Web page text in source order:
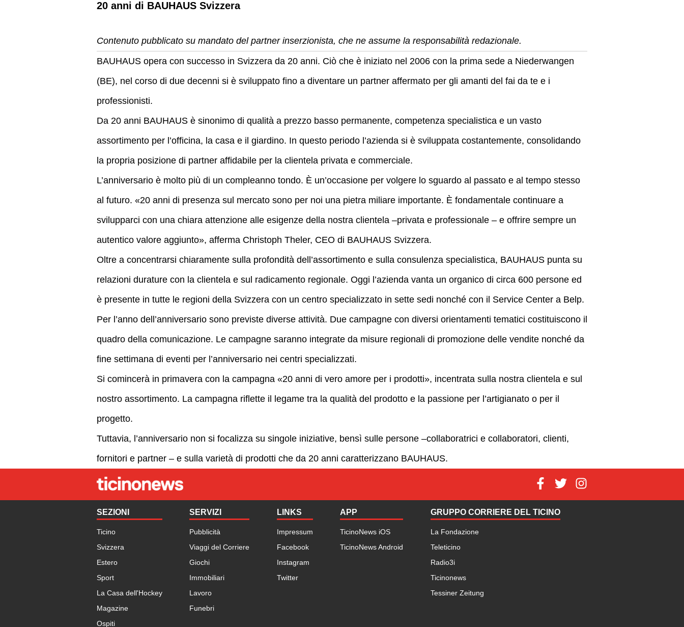
20 anni di BAUHAUS Svizzera
Contenuto pubblicato su mandato del partner inserzionista, che ne assume la responsabilità redazionale.
BAUHAUS opera con successo in Svizzera da 20 anni. Ciò che è iniziato nel 2006 con la prima sede a Niederwangen
(BE), nel corso di due decenni si è sviluppato fino a diventare un partner affermato per gli amanti del fai da te e i
professionisti.
Da 20 anni BAUHAUS è sinonimo di qualità a prezzo basso permanente, competenza specialistica e un vasto
assortimento per l’officina, la casa e il giardino. In questo periodo l’azienda si è sviluppata costantemente, consolidando
la propria posizione di partner affidabile per la clientela privata e commerciale.
L’anniversario è molto più di un compleanno tondo. È un’occasione per volgere lo sguardo al passato e al tempo stesso
al futuro. «20 anni di presenza sul mercato sono per noi una pietra miliare importante. È fondamentale continuare a
svilupparci con una chiara attenzione alle esigenze della nostra clientela –privata e professionale – e offrire sempre un
autentico valore aggiunto», afferma Christoph Theler, CEO di BAUHAUS Svizzera.
Oltre a concentrarsi chiaramente sulla profondità dell’assortimento e sulla consulenza specialistica, BAUHAUS punta su
relazioni durature con la clientela e sul radicamento regionale. Oggi l’azienda vanta un organico di circa 600 persone ed
è presente in tutte le regioni della Svizzera con un centro specializzato in sette sedi nonché con il Service Center a Belp.
Per l’anno dell’anniversario sono previste diverse attività. Due campagne con diversi orientamenti tematici costituiscono il
quadro della comunicazione. Le campagne saranno integrate da misure regionali di promozione delle vendite nonché da
fine settimana di eventi per l’anniversario nei centri specializzati.
Si comincerà in primavera con la campagna «20 anni di vero amore per i prodotti», incentrata sulla nostra clientela e sul
nostro assortimento. La campagna riflette il legame tra la qualità del prodotto e la passione per l’artigianato o per il
progetto.
Tuttavia, l’anniversario non si focalizza su singole iniziative, bensì sulle persone –collaboratrici e collaboratori, clienti,
fornitori e partner – e sulla varietà di prodotti che da 20 anni caratterizzano BAUHAUS.
SEZIONI
Ticino
Svizzera
Estero
Sport
La Casa dell'Hockey
Magazine
Ospiti
SERVIZI
Pubblicità
Viaggi del Corriere
Giochi
Immobiliari
Lavoro
Funebri
LINKS
Impressum
Facebook
Instagram
Twitter
APP
TicinoNews iOS
TicinoNews Android
GRUPPO CORRIERE DEL TICINO
La Fondazione
Teleticino
Radio3i
Ticinonews
Tessiner Zeitung